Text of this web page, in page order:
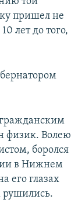
пришел не
лет до того,
физик. Волею
боролся
в Нижнем
его глазах
рушились.